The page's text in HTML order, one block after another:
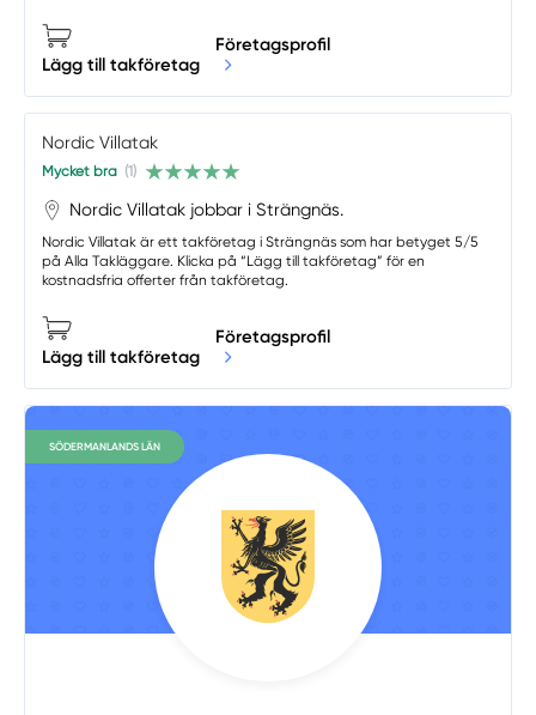
Lägg till takföretag
Företagsprofil
Nordic Villatak
Mycket bra (1)
Nordic Villatak jobbar i Strängnäs.
Nordic Villatak är ett takföretag i Strängnäs som har betyget 5/5
på Alla Takläggare. Klicka på “Lägg till takföretag” för en
kostnadsfria offerter från takföretag.
Lägg till takföretag
Företagsprofil
SÖDERMANLANDS LÄN